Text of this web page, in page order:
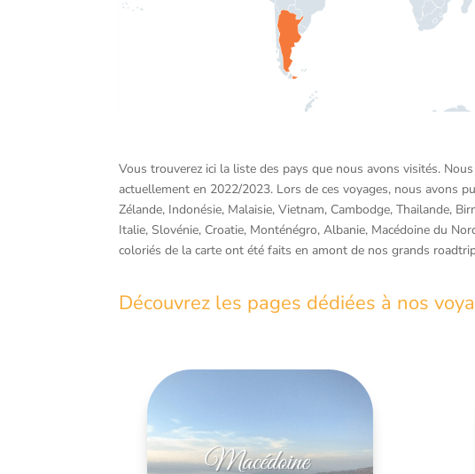
Vous trouverez ici la liste des pays que nous avons visités.
actuellement en 2022/2023. Lors de ces voyages, nous avons
Zélande, Indonésie, Malaisie, Vietnam, Cambodge, Thailande,
Italie, Slovénie, Croatie, Monténégro, Albanie, Macédoine du
coloriés de la carte ont été faits en amont de nos grands
Découvrez les pages dédiées à nos